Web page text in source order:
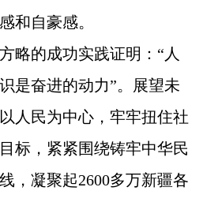
和自豪感。
的成功实践证明：“人
是奋进的动力”。展望未
人民为中心，牢牢扭住社
标，紧紧围绕铸牢中华民
，凝聚起2600多万新疆各